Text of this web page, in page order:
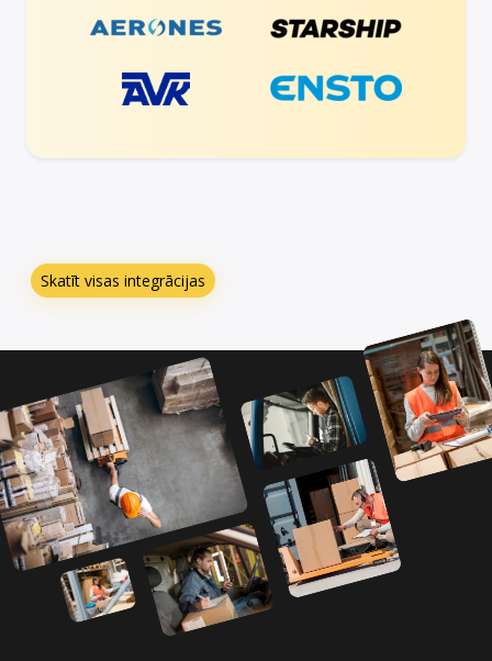
Skatīt visas integrācijas